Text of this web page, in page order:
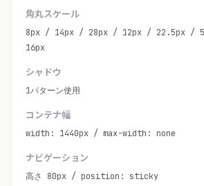
角丸スケール
8px / 14px / 28px / 12px / 22.5px /
16px
シャドウ
1パターン使用
コンテナ幅
width: 1440px / max-width: none
ナビゲーション
高さ 80px / position: sticky